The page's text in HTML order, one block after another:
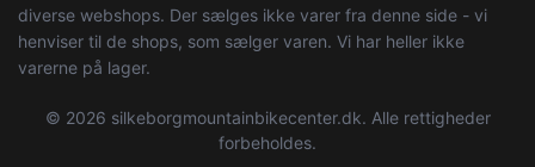
diverse webshops. Der sælges ikke varer fra denne side - vi
henviser til de shops, som sælger varen. Vi har heller ikke
varerne på lager.
© 2026 silkeborgmountainbikecenter.dk. Alle rettigheder
forbeholdes.